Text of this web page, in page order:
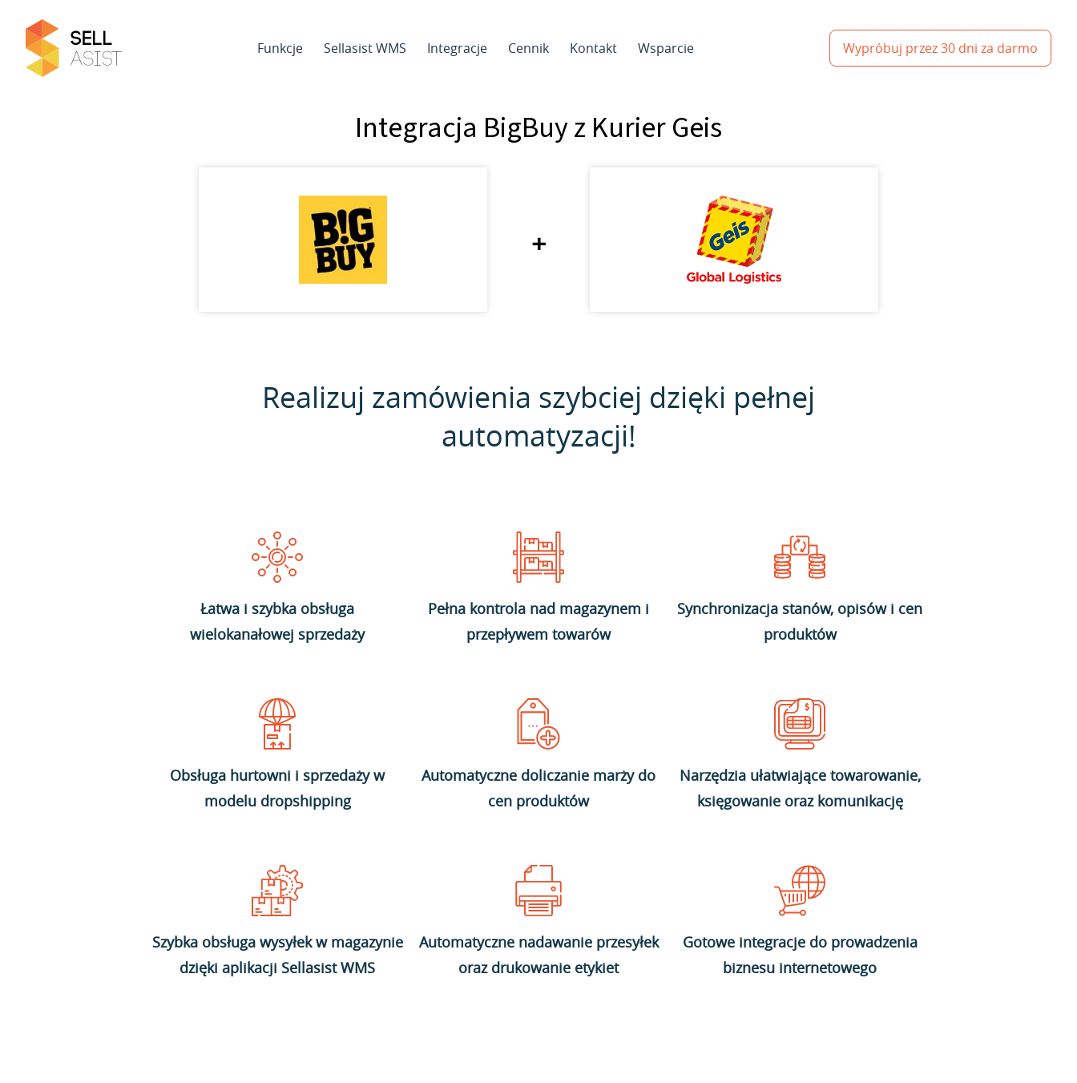
Funkcje Sellasist WMS Integracje Cennik Kontakt Wsparcie Wypróbuj przez 30 dni za darmo
Integracja BigBuy z Kurier Geis
+
Realizuj zamówienia szybciej dzięki pełnej
automatyzacji!
Łatwa i szybka obsługa
wielokanałowej sprzedaży
Pełna kontrola nad magazynem i
przepływem towarów
Synchronizacja stanów, opisów i cen
produktów
Obsługa hurtowni i sprzedaży w
modelu dropshipping
Automatyczne doliczanie marży do
cen produktów
Narzędzia ułatwiające towarowanie,
księgowanie oraz komunikację
Szybka obsługa wysyłek w magazynie
dzięki aplikacji Sellasist WMS
Automatyczne nadawanie przesyłek
oraz drukowanie etykiet
Gotowe integracje do prowadzenia
biznesu internetowego